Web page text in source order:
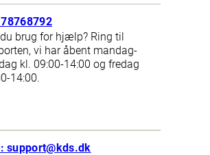
brug for hjælp? Ring til
vi har åbent mandag-
kl. 09:00-14:00 og fredag
14:00.
support@kds.dk